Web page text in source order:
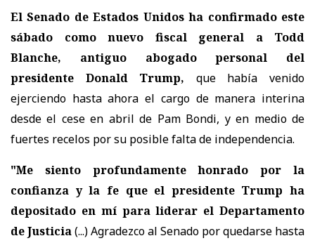
El Senado de Estados Unidos ha confirmado este
sábado como nuevo fiscal general a Todd
Blanche, antiguo abogado personal del
presidente Donald Trump, que había venido
ejerciendo hasta ahora el cargo de manera interina
desde el cese en abril de Pam Bondi, y en medio de
fuertes recelos por su posible falta de independencia.
"Me siento profundamente honrado por la
confianza y la fe que el presidente Trump ha
depositado en mí para liderar el Departamento
de Justicia(...) Agradezco al Senado por quedarse hasta